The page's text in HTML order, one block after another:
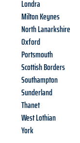
Londra
Milton Keynes
North Lanarkshire
Oxford
Portsmouth
Scottish Borders
Southampton
Sunderland
Thanet
West Lothian
York